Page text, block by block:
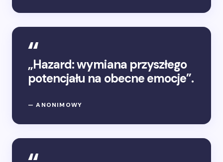
„Hazard: wymiana przyszłego
potencjału na obecne emocje”.
— ANONIMOWY